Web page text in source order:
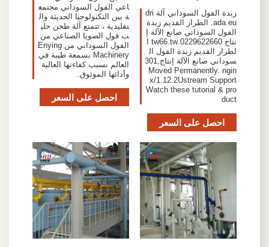
زبدة الفول السوداني آلة dri
ada.eu. الطراز القديم زبدة
الفول السوداني صانع الآلة إ
نتاج 0229622660.tw66.tw ا
لطراز القديم زبدة الفول ال
سوداني صانع الآلة إنتاج,301
Moved Permanently. ngin
x/1.12.2Ustream Support
Watch these tutorial & pro
duct
احصل على السعر
اعي الفول السوداني مجتمع
ة بين التكنولوجيا الحديثة وال
تقليدية ، تتمتع آلة طحن حلي
ب فول الصويا الصناعي من
الفول السوداني من Enying
Machinery بسمعة طيبة في
العالم بسبب كفاءتها العالية
وأدائها الموثوق.
احصل على السعر